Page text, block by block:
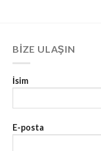
BIZE ULAŞIN
İsim
E-posta